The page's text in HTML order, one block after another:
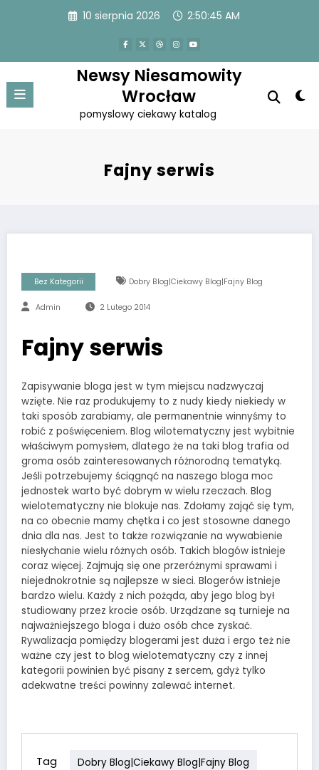
10 sierpnia 2026 2:50:45 AM
Newsy Niesamowity
Wrocław
pomyslowy ciekawy katalog
Fajny serwis
Bez Kategorii Dobry Blog|Ciekawy Blog|Fajny Blog
Admin 2 Lutego 2014
Fajny serwis
Zapisywanie bloga jest w tym miejscu nadzwyczaj
wzięte. Nie raz produkujemy to z nudy kiedy niekiedy w
taki sposób zarabiamy, ale permanentnie winnyśmy to
robić z poświęceniem. Blog wilotematyczny jest wybitnie
właściwym pomysłem, dlatego że na taki blog trafia od
groma osób zainteresowanych różnorodną tematyką.
Jeśli potrzebujemy ściągnąć na naszego bloga moc
jednostek warto być dobrym w wielu rzeczach. Blog
wielotematyczny nie blokuje nas. Zdołamy zająć się tym,
na co obecnie mamy chętka i co jest stosowne danego
dnia dla nas. Jest to także rozwiązanie na wywabienie
niesłychanie wielu różnych osób. Takich blogów istnieje
coraz więcej. Zajmują się one przeróżnymi sprawami i
niejednokrotnie są najlepsze w sieci. Blogerów istnieje
bardzo wielu. Każdy z nich pożąda, aby jego blog był
studiowany przez krocie osób. Urządzane są turnieje na
najważniejszego bloga i dużo osób chce zyskać.
Rywalizacja pomiędzy blogerami jest duża i ergo też nie
ważne czy jest to blog wielotematyczny czy z innej
kategorii powinien być pisany z sercem, gdyż tylko
adekwatne treści powinny zalewać internet.
Tag Dobry Blog|Ciekawy Blog|Fajny Blog